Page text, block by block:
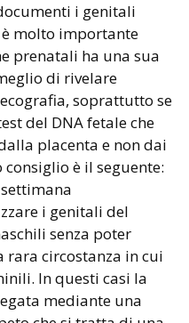
i genitali
molto importante
prenatali ha una sua
di rivelare
soprattutto se
del DNA fetale che
placenta e non dai
è il seguente:
i genitali del
senza poter
rara circostanza in cui
In questi casi la
mediante una